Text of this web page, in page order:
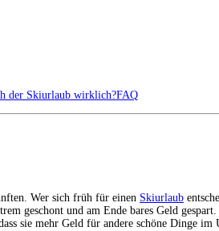
der Skiurlaub wirklich?FAQ
Wer sich früh für einen Skiurlaub
geschont und am Ende bares Geld
sie mehr Geld für andere schöne Dinge im